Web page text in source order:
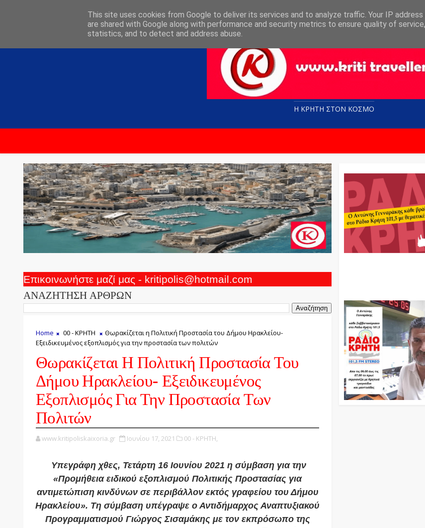
Η ΚΡΗΤΗ ΣΤΟN KOΣΜΟ
Επικοινωνήστε μαζί μας - kritipolis@hotmail.com
ΑΝΑΖΗΤΗΣΗ ΑΡΘΡΩΝ
Home 00 - ΚΡΗΤΗ
Θωρακίζεται η Πολιτική Προστασία του Δήμου Ηρακλείου-
Εξειδικευμένος εξοπλισμός για την προστασία των πολιτών
Θωρακίζεται Η Πολιτική Προστασία Του
Δήμου Ηρακλείου- Εξειδικευμένος
Εξοπλισμός Για Την Προστασία Των
Πολιτών
www.kritipoliskaixoria.gr Ιουνίου 17, 2021 00 - ΚΡΗΤΗ,
Υπεγράφη χθες, Τετάρτη 16 Ιουνίου 2021 η σύμβαση για την
«Προμήθεια ειδικού εξοπλισμού Πολιτικής Προστασίας για
αντιμετώπιση κινδύνων σε περιβάλλον εκτός γραφείου του Δήμου
Ηρακλείου». Τη σύμβαση υπέγραψε ο Αντιδήμαρχος Αναπτυξιακού
Προγραμματισμού Γιώργος Σισαμάκης με τον εκπρόσωπο της
This site uses cookies from Google to deliver its services and to analyze traffic. Your IP address
are shared with Google along with performance and security metrics to ensure quality of
statistics, and to detect and address abuse.